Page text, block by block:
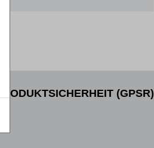
PRODUKTSICHERHEIT (GPSR)